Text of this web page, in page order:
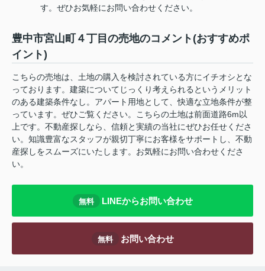
す。ぜひお気軽にお問い合わせください。
豊中市宮山町４丁目の売地のコメント(おすすめポ
イント)
こちらの売地は、土地の購入を検討されている方にイチオシとな
っております。建築についてじっくり考えられるというメリット
のある建築条件なし。アパート用地として、快適な立地条件が整
っています。ぜひご覧ください。こちらの土地は前面道路6m以
上です。不動産探しなら、信頼と実績の当社にぜひお任せくださ
い。知識豊富なスタッフが親切丁寧にお客様をサポートし、不動
産探しをスムーズにいたします。お気軽にお問い合わせくださ
い。
無料 LINEからお問い合わせ
無料 お問い合わせ